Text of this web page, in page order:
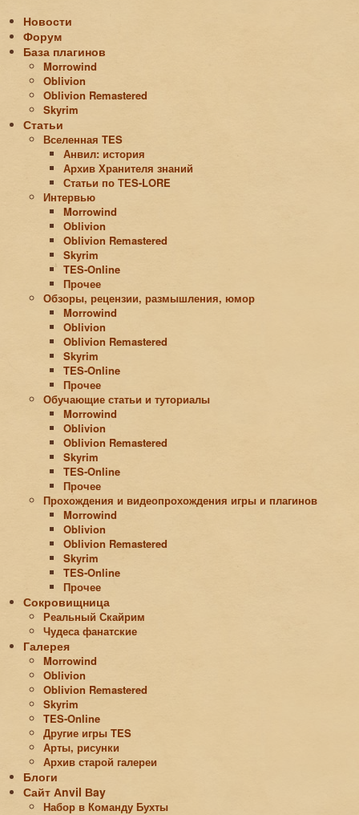
Новости
Форум
База плагинов
Morrowind
Oblivion
Oblivion Remastered
Skyrim
Статьи
Вселенная TES
Анвил: история
Архив Хранителя знаний
Статьи по ТЕS-LORE
Интервью
Morrowind
Oblivion
Oblivion Remastered
Skyrim
TES-Online
Прочее
Обзоры, рецензии, размышления, юмор
Morrowind
Oblivion
Oblivion Remastered
Skyrim
TES-Online
Прочее
Обучающие статьи и туториалы
Morrowind
Oblivion
Oblivion Remastered
Skyrim
TES-Online
Прочее
Прохождения и видеопрохождения игры и плагинов
Morrowind
Oblivion
Oblivion Remastered
Skyrim
TES-Online
Прочее
Сокровищница
Реальный Скайрим
Чудеса фанатские
Галерея
Morrowind
Oblivion
Oblivion Remastered
Skyrim
TES-Online
Другие игры TES
Арты, рисунки
Архив старой галереи
Блоги
Сайт Аnvil Вay
Набор в Команду Бухты